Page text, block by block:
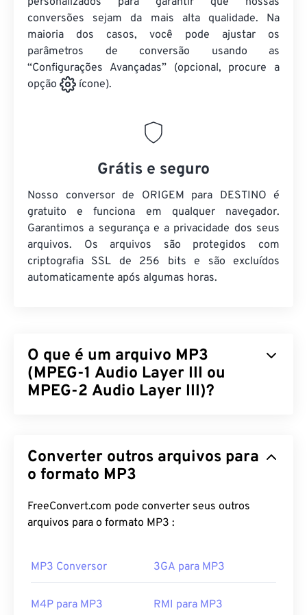
conversões sejam da mais alta qualidade. Na
maioria dos casos, você pode ajustar os
parâmetros de conversão usando as
“Configurações Avançadas” (opcional, procure a
opção
ícone).
Grátis e seguro
Nosso conversor de ORIGEM para DESTINO é
gratuito e funciona em qualquer navegador.
Garantimos a segurança e a privacidade dos seus
arquivos. Os arquivos são protegidos com
criptografia SSL de 256 bits e são excluídos
automaticamente após algumas horas.
O que é um arquivo MP3
(MPEG-1 Audio Layer III ou
MPEG-2 Audio Layer III)?
usado paracompactar uma sequência de somem
um arquivo muito pequeno, permitindo
MP3 são os arquivos de áudio mais utilizados pelos
consumidores. Devido ao seu tamanho compacto e
fáceis de armazenar e compartilhar.
Como abrir um arquivo MP3?
Converter outros arquivos para
o formato MP3
FreeConvert.com pode converter seus outros
arquivos para o formato MP3 :
MP3 Conversor 3GA para MP3
M4P para MP3 RMI para MP3